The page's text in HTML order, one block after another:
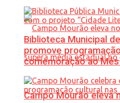
Campo Mourão eleva
Biblioteca Municipal
promove
comemoração ao